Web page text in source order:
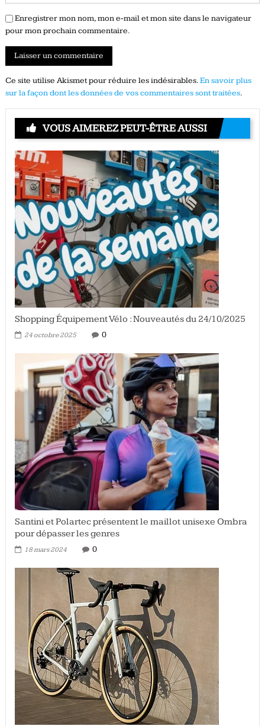
Enregistrer mon nom, mon e-mail et mon site dans le navigateur
pour mon prochain commentaire.
Ce site utilise Akismet pour réduire les indésirables.En savoir plus
sur la façon dont les données de vos commentaires sont traitées.
VOUS AIMEREZ PEUT-ÊTRE AUSSI
Shopping Équipement Vélo : Nouveautés du 24/10/2025
24 octobre 2025 0
Santini et Polartec présentent le maillot unisexe Ombra
pour dépasser les genres
18 mars 2024 0